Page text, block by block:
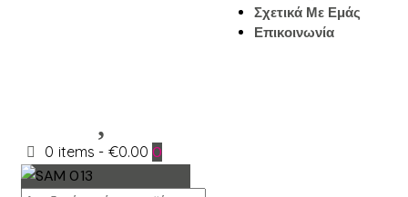
Σχετικά Με Εμάς
Επικοινωνία
0 items - €0.00 0